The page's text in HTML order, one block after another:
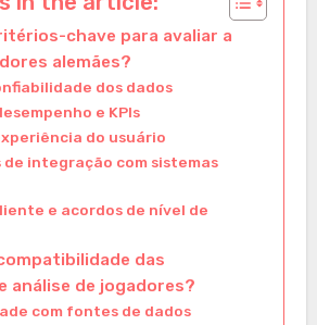
chave para avaliar a
alemães?
dos dados
e KPIs
do usuário
de integração com sistemas
e acordos de nível de
das
análise de jogadores?
com fontes de dados